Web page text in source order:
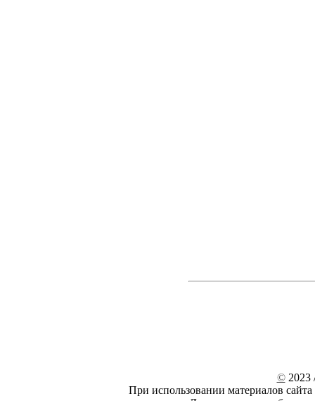
©2023
При использовании материалов